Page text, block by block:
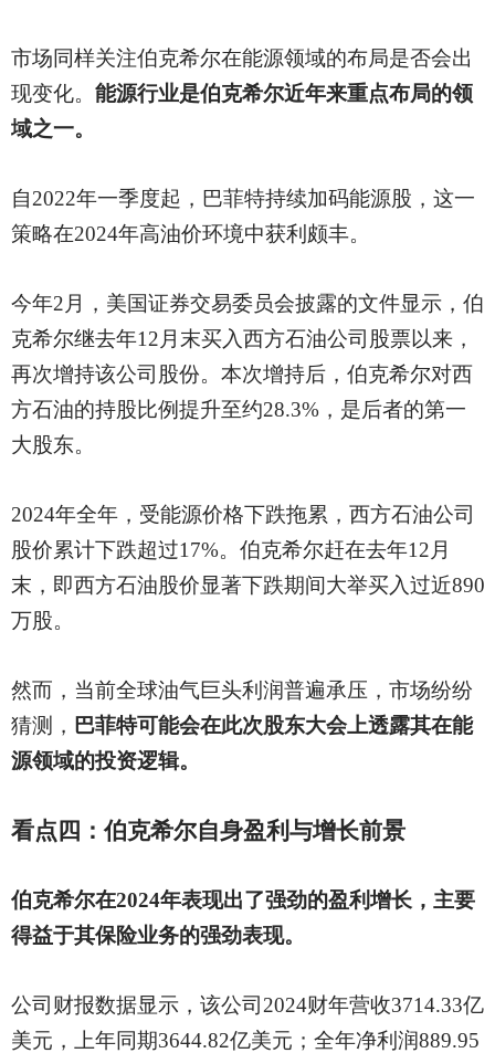
市场同样关注伯克希尔在能源领域的布局是否会出
现变化。 能源行业是伯克希尔近年来重点布局的领
域之一。
自2022年一季度起，巴菲特持续加码能源股，这一
策略在2024年高油价环境中获利颇丰。
今年2月，美国证券交易委员会披露的文件显示，伯
克希尔继去年12月末买入西方石油公司股票以来，
再次增持该公司股份。本次增持后，伯克希尔对西
方石油的持股比例提升至约28.3%，是后者的第一
大股东。
2024年全年，受能源价格下跌拖累，西方石油公司
股价累计下跌超过17%。伯克希尔赶在去年12月
末，即西方石油股价显著下跌期间大举买入过近890
万股。
然而，当前全球油气巨头利润普遍承压，市场纷纷
猜测， 巴菲特可能会在此次股东大会上透露其在能
源领域的投资逻辑。
看点四：伯克希尔自身盈利与增长前景
伯克希尔在2024年表现出了强劲的盈利增长，主要
得益于其保险业务的强劲表现。
公司财报数据显示，该公司 2024财年营收3714.33亿
美元，上年同期3644.82亿美元；全年净利润889.95